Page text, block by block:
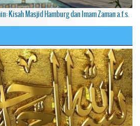
Kisah Masjid Hamburg dan Imam Zaman a.f.s.